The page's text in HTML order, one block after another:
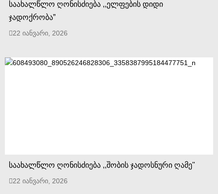
საახალწლო ღონისძიება ,,ელფების დიდი
ჯადოქრობა”
22 იანვარი, 2026
საახალწლო ღონისძიება ,,შობის ჯადოსნური ღამე"
22 იანვარი, 2026